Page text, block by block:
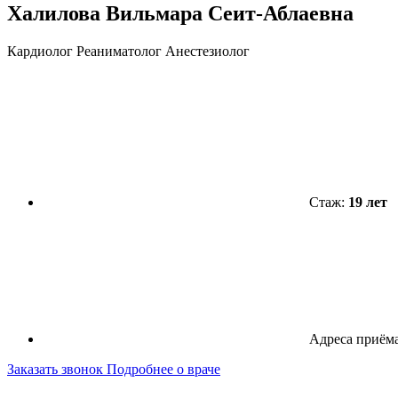
Халилова Вильмара Сеит-Аблаевна
Кардиолог Реаниматолог Анестезиолог
Стаж: 19 лет
Адреса
Заказать звонок Подробнее о враче